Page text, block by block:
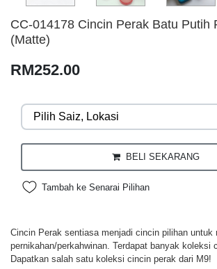
CC-014178 Cincin Perak Batu Putih
(Matte)
RM252.00
BELI SEKARANG
Tambah ke Senarai Pilihan
Cincin Perak sentiasa menjadi cincin pilihan untuk
pernikahan/perkahwinan. Terdapat banyak koleksi
Dapatkan salah satu koleksi cincin perak dari M9!